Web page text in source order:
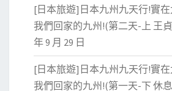
[日本旅遊]日本九州九天行!實
我們回家的九州!(第二天-上 王
年 9 月 29 日
[日本旅遊]日本九州九天行!實
我們回家的九州!(第一天-下 休